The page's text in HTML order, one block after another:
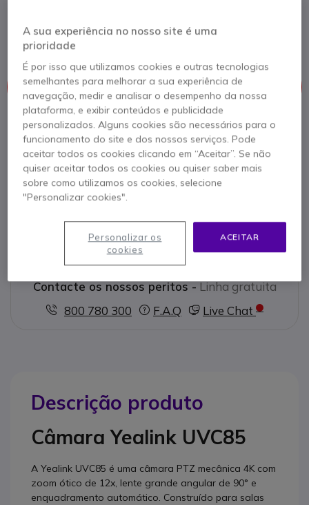
médias a grandes.
Este produto já não é fabricado
Este produto foi substituído porYealink UVC86 Black
Yealink UVC86 Black
2299,95 €
1666,95 €
Contacte os nossos peritos -Linha gratuita
800 780 300
F.A.Q Live Chat
Descrição produto
Câmara Yealink UVC85
A Yealink UVC85 é uma câmara PTZ mecânica 4K com
zoom ótico de 12x, lente grande angular de 90° e
enquadramento automático. Construído para salas
A sua experiência no nosso site é uma
prioridade
É por isso que utilizamos cookies e outras tecnologias
semelhantes para melhorar a sua experiência de
navegação, medir e analisar o desempenho da nossa
plataforma, e exibir conteúdos e publicidade
personalizados. Alguns cookies são necessários para o
funcionamento do site e dos nossos serviços. Pode
aceitar todos os cookies clicando em “Aceitar”. Se não
quiser aceitar todos os cookies ou quiser saber mais
sobre como utilizamos os cookies, selecione
"Personalizar cookies".
ACEITAR
Personalizar os
cookies